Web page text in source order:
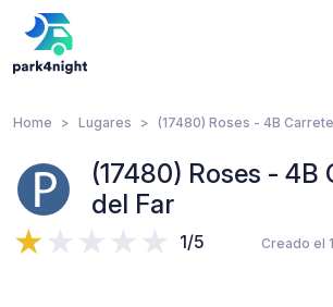
Home Lugares (17480) Roses - 4B
(17480) Roses - 4B
del Far
1/5 Creado el